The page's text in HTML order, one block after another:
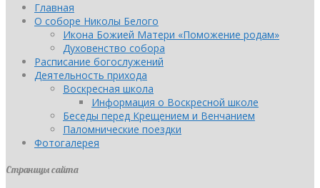
Главная
О соборе Николы Белого
Икона Божией Матери «Поможение родам»
Духовенство собора
Расписание богослужений
Деятельность прихода
Воскресная школа
Информация о Воскресной школе
Беседы перед Крещением и Венчанием
Паломнические поездки
Фотогалерея
Страницы сайта